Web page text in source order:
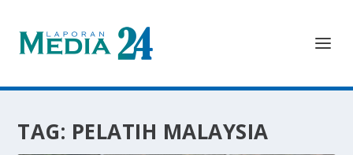
TAG: PELATIH MALAYSIA